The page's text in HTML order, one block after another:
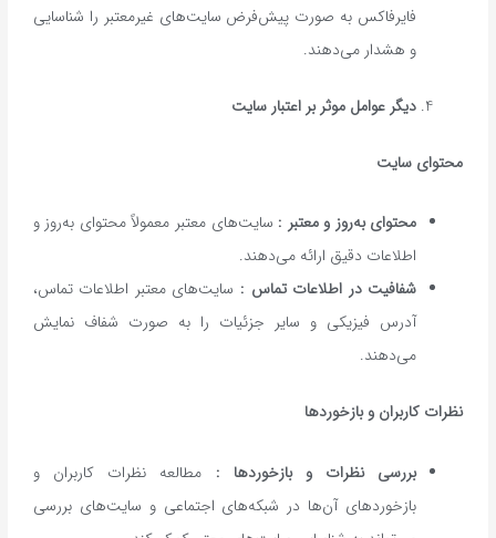
فایرفاکس به صورت پیش‌فرض سایت‌های غیرمعتبر را شناسایی
و هشدار می‌دهند.
دیگر عوامل موثر بر اعتبار سایت
محتوای سایت
محتوای به‌روز و معتبر : سایت‌های معتبر معمولاً محتوای به‌روز و
اطلاعات دقیق ارائه می‌دهند.
شفافیت در اطلاعات تماس : سایت‌های معتبر اطلاعات تماس،
آدرس فیزیکی و سایر جزئیات را به صورت شفاف نمایش
می‌دهند.
نظرات کاربران و بازخوردها
بررسی نظرات و بازخوردها : مطالعه نظرات کاربران و
بازخوردهای آن‌ها در شبکه‌های اجتماعی و سایت‌های بررسی